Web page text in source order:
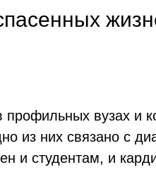
профильных вузах и
из них связано с
и студентам, и